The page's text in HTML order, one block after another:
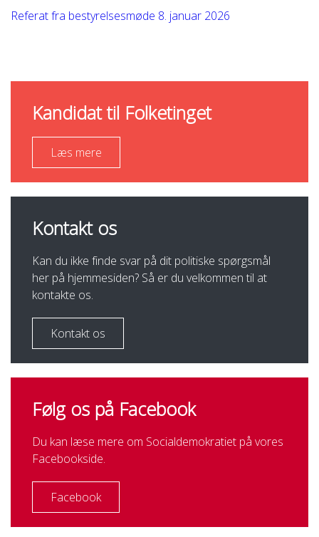
Referat fra bestyrelsesmøde 8. januar 2026
Kandidat til Folketinget
Læs mere
Kontakt os
Kan du ikke finde svar på dit politiske spørgsmål
her på hjemmesiden? Så er du velkommen til at
kontakte os.
Kontakt os
Følg os på Facebook
Du kan læse mere om Socialdemokratiet på vores
Facebookside.
Facebook